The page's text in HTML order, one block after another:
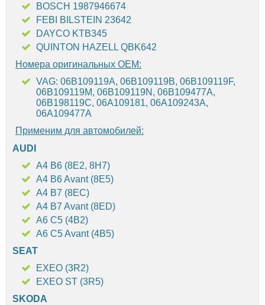
BOSCH 1987946674
FEBI BILSTEIN 23642
DAYCO KTB345
QUINTON HAZELL QBK642
Номера оригинальных OEM:
VAG: 06B109119A, 06B109119B, 06B109119F,
06B109119M, 06B109119N, 06B109477A,
06B198119C, 06A109181, 06A109243A,
06A109477A
Применим для автомобилей:
AUDI
A4 B6 (8E2, 8H7)
A4 B6 Avant (8E5)
A4 B7 (8EC)
A4 B7 Avant (8ED)
A6 C5 (4B2)
A6 C5 Avant (4B5)
SEAT
EXEO (3R2)
EXEO ST (3R5)
SKODA